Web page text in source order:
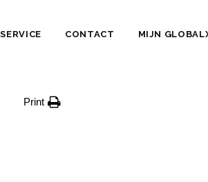
CONTACT MIJN
Print